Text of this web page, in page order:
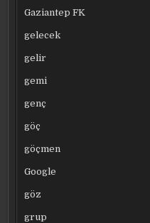
Gaziantep FK
gelecek
gelir
gemi
genç
göç
göçmen
Google
göz
grup